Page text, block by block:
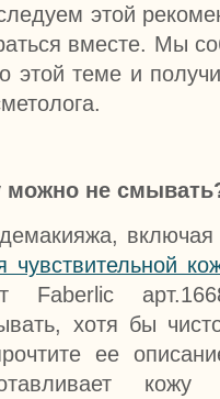
этой
вместе. Мы
этой теме и
не
хотя бы
ее
кожу